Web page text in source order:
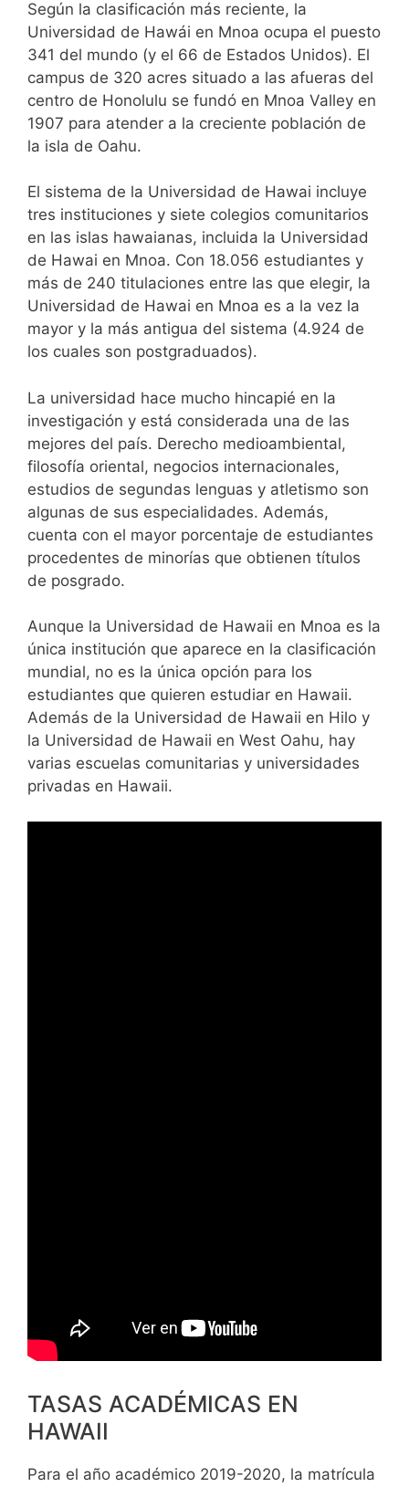
Según la clasificación más reciente, la
Universidad de Hawái en Mnoa ocupa el puesto
341 del mundo (y el 66 de Estados Unidos). El
campus de 320 acres situado a las afueras del
centro de Honolulu se fundó en Mnoa Valley en
1907 para atender a la creciente población de
la isla de Oahu.
El sistema de la Universidad de Hawai incluye
tres instituciones y siete colegios comunitarios
en las islas hawaianas, incluida la Universidad
de Hawai en Mnoa. Con 18.056 estudiantes y
más de 240 titulaciones entre las que elegir, la
Universidad de Hawai en Mnoa es a la vez la
mayor y la más antigua del sistema (4.924 de
los cuales son postgraduados).
La universidad hace mucho hincapié en la
investigación y está considerada una de las
mejores del país. Derecho medioambiental,
filosofía oriental, negocios internacionales,
estudios de segundas lenguas y atletismo son
algunas de sus especialidades. Además,
cuenta con el mayor porcentaje de estudiantes
procedentes de minorías que obtienen títulos
de posgrado.
Aunque la Universidad de Hawaii en Mnoa es la
única institución que aparece en la clasificación
mundial, no es la única opción para los
estudiantes que quieren estudiar en Hawaii.
Además de la Universidad de Hawaii en Hilo y
la Universidad de Hawaii en West Oahu, hay
varias escuelas comunitarias y universidades
privadas en Hawaii.
TASAS ACADÉMICAS EN
HAWAII
Para el año académico 2019-2020, la matrícula